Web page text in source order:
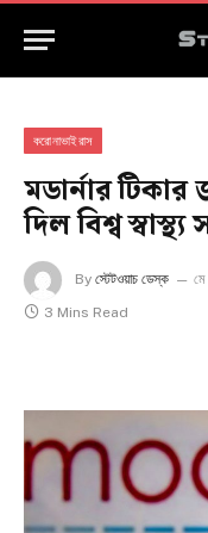
করোনাভাইরাস
মডার্নার
দিল বিশ্ব স্বাস্থ্য
By স্টেটওয়াচ ডেস্ক
3 Mins Read